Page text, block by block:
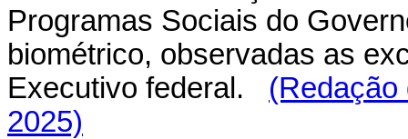
Programas Sociais do
biométrico, observadas as
Executivo federal. (Redação
2025)